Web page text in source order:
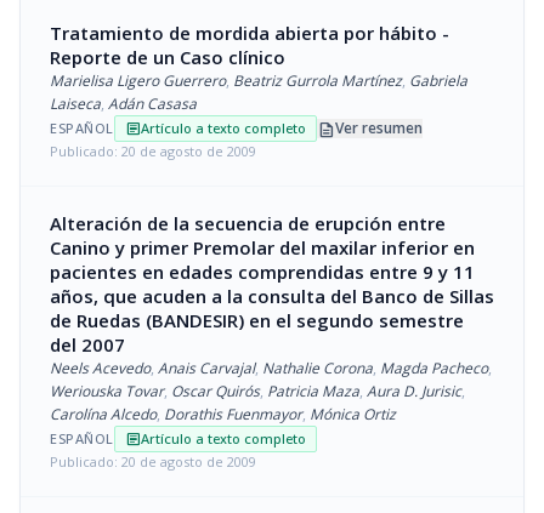
Tratamiento de mordida abierta por hábito -
Reporte de un Caso clínico
Marielisa Ligero Guerrero, Beatriz Gurrola Martínez, Gabriela
Laiseca, Adán Casasa
ESPAÑOL articleArtículo a texto completo descriptionVer resumen
Publicado: 20 de agosto de 2009
Alteración de la secuencia de erupción entre
Canino y primer Premolar del maxilar inferior en
pacientes en edades comprendidas entre 9 y 11
años, que acuden a la consulta del Banco de Sillas
de Ruedas (BANDESIR) en el segundo semestre
del 2007
Neels Acevedo, Anais Carvajal, Nathalie Corona, Magda Pacheco,
Weriouska Tovar, Oscar Quirós, Patricia Maza, Aura D. Jurisic,
Carolína Alcedo, Dorathis Fuenmayor, Mónica Ortiz
ESPAÑOL articleArtículo a texto completo
Publicado: 20 de agosto de 2009